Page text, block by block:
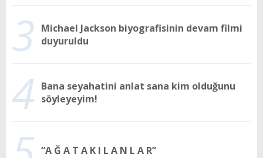
3 Michael Jackson biyografisinin devam filmi
duyuruldu
4 Bana seyahatini anlat sana kim olduğunu
söyleyeyim!
“A Ğ A T A K I L A N L A R”